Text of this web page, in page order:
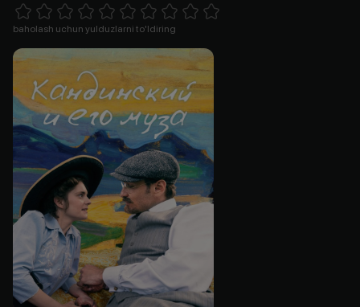
1 Star 2 Stars 3 Stars 4 Stars5 Stars 6 Stars7 Stars8 Stars
baholash uchun yulduzlarni to'ldiring